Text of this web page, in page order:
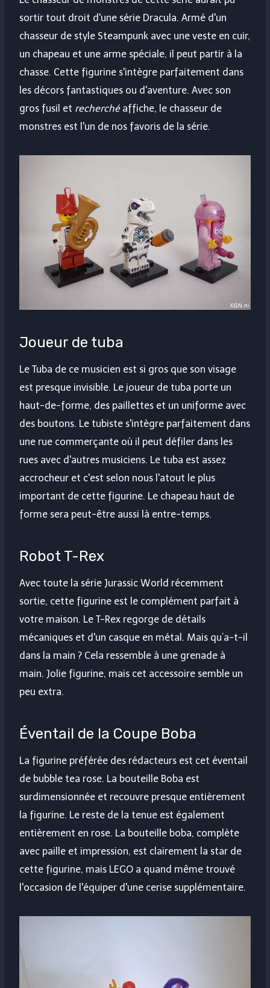
sortir tout droit d'une série Dracula. Armé d'un
chasseur de style Steampunk avec une veste en cuir,
un chapeau et une arme spéciale, il peut partir à la
chasse. Cette figurine s'intègre parfaitement dans
les décors fantastiques ou d'aventure. Avec son
gros fusil et recherché affiche, le chasseur de
monstres est l'un de nos favoris de la série.
Joueur de tuba
Le Tuba de ce musicien est si gros que son visage
est presque invisible. Le joueur de tuba porte un
haut-de-forme, des paillettes et un uniforme avec
des boutons. Le tubiste s'intègre parfaitement dans
une rue commerçante où il peut défiler dans les
rues avec d'autres musiciens. Le tuba est assez
accrocheur et c'est selon nous l'atout le plus
important de cette figurine. Le chapeau haut de
forme sera peut-être aussi là entre-temps.
Robot T-Rex
Avec toute la série Jurassic World récemment
sortie, cette figurine est le complément parfait à
votre maison. Le T-Rex regorge de détails
mécaniques et d'un casque en métal. Mais qu’a-t-il
dans la main ? Cela ressemble à une grenade à
main. Jolie figurine, mais cet accessoire semble un
peu extra.
Éventail de la Coupe Boba
La figurine préférée des rédacteurs est cet éventail
de bubble tea rose. La bouteille Boba est
surdimensionnée et recouvre presque entièrement
la figurine. Le reste de la tenue est également
entièrement en rose. La bouteille boba, complète
avec paille et impression, est clairement la star de
cette figurine, mais LEGO a quand même trouvé
l'occasion de l'équiper d'une cerise supplémentaire.